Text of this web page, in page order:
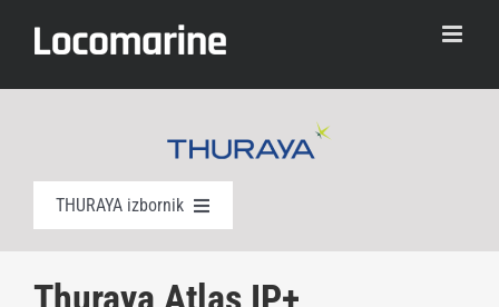
THURAYA izbornik
Thuraya Atlas IP+